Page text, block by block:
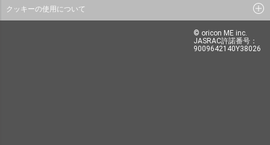
クッキーの使用について
© oricon ME inc.
JASRAC許諾番号：
9009642140Y38026